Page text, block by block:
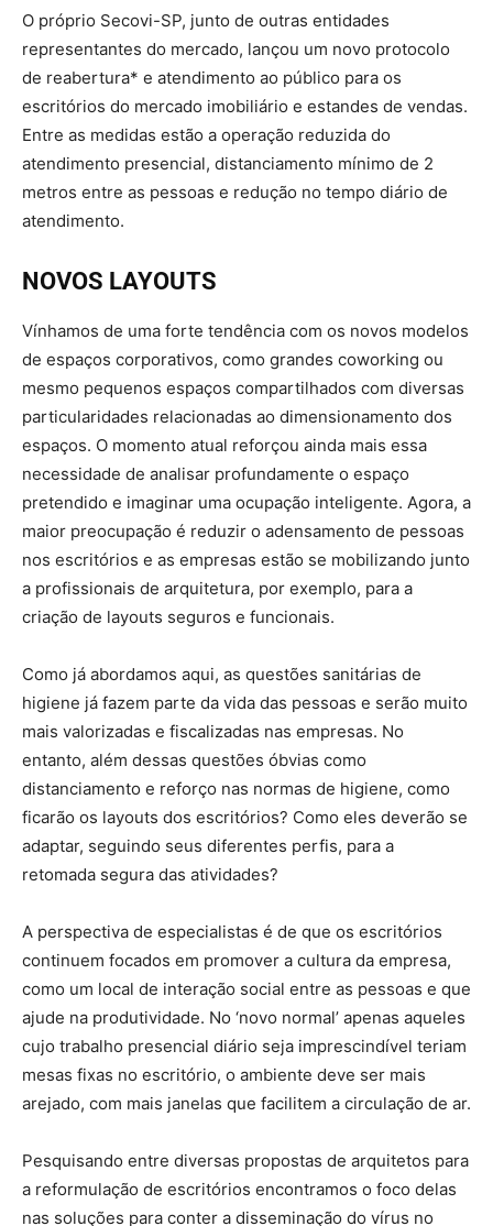
O próprio Secovi-SP, junto de outras entidades
representantes do mercado, lançou um novo protocolo
de reabertura* e atendimento ao público para os
escritórios do mercado imobiliário e estandes de vendas.
Entre as medidas estão a operação reduzida do
atendimento presencial, distanciamento mínimo de 2
metros entre as pessoas e redução no tempo diário de
atendimento.
NOVOS LAYOUTS
Vínhamos de uma forte tendência com os novos modelos
de espaços corporativos, como grandes coworking ou
mesmo pequenos espaços compartilhados com diversas
particularidades relacionadas ao dimensionamento dos
espaços. O momento atual reforçou ainda mais essa
necessidade de analisar profundamente o espaço
pretendido e imaginar uma ocupação inteligente. Agora, a
maior preocupação é reduzir o adensamento de pessoas
nos escritórios e as empresas estão se mobilizando junto
a profissionais de arquitetura, por exemplo, para a
criação de layouts seguros e funcionais.
Como já abordamos aqui, as questões sanitárias de
higiene já fazem parte da vida das pessoas e serão muito
mais valorizadas e fiscalizadas nas empresas. No
entanto, além dessas questões óbvias como
distanciamento e reforço nas normas de higiene, como
ficarão os layouts dos escritórios? Como eles deverão se
adaptar, seguindo seus diferentes perfis, para a
retomada segura das atividades?
A perspectiva de especialistas é de que os escritórios
continuem focados em promover a cultura da empresa,
como um local de interação social entre as pessoas e que
ajude na produtividade. No ‘novo normal’ apenas aqueles
cujo trabalho presencial diário seja imprescindível teriam
mesas fixas no escritório, o ambiente deve ser mais
arejado, com mais janelas que facilitem a circulação de ar.
Pesquisando entre diversas propostas de arquitetos para
a reformulação de escritórios encontramos o foco delas
nas soluções para conter a disseminação do vírus no